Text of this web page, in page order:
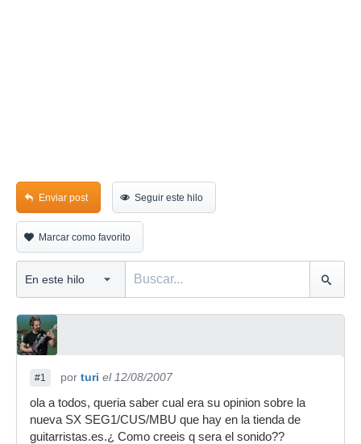
Enviar post Seguir este hilo
Marcar como favorito
#1 por turi el 12/08/2007
ola a todos, queria saber cual era su opinion sobre la
nueva SX SEG1/CUS/MBU que hay en la tienda de
guitarristas.es.¿ Como creeis q sera el sonido??